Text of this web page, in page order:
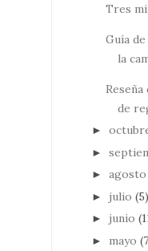
Tres
Guía
la
de
►
►
► agosto
► julio (5)
► junio
► mayo